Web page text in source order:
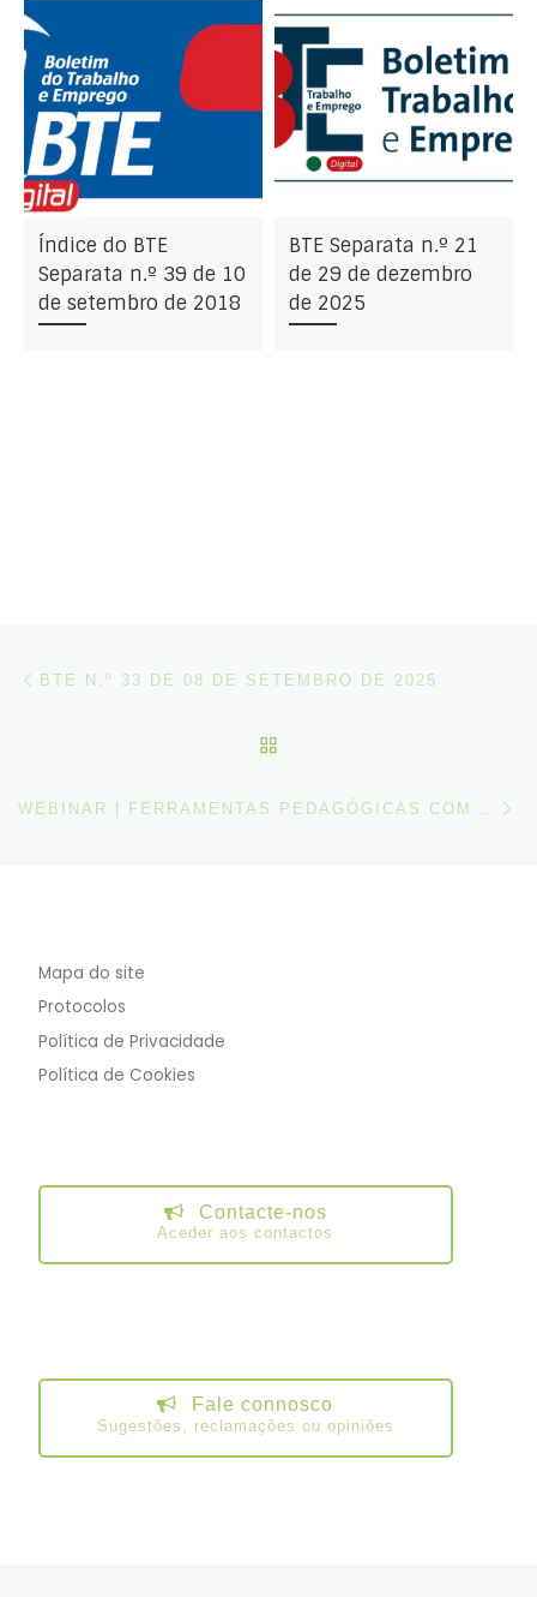
Índice do BTE
Separata n.º 39 de 10
de setembro de 2018
BTE Separata n.º 21
de 29 de dezembro
de 2025
Post navigation
BTE N.º 33 DE 08 DE SETEMBRO DE 2025
Mapa do site
Protocolos
Política de Privacidade
Política de Cookies
Contacte-nos
Aceder aos contactos
Fale connosco
Sugestões, reclamações ou opiniões